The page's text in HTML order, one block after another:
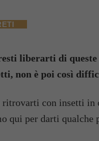
liberarti di
non è poi così
con insetti in
qui per darti